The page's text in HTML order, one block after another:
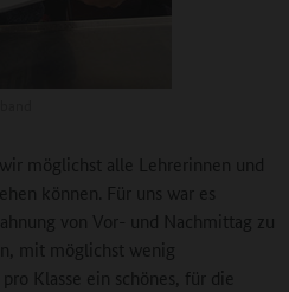
möglichst alle Lehrerinnen und
können. Für uns war es
von Vor- und Nachmittag zu
mit möglichst wenig
Klasse ein schönes, für die